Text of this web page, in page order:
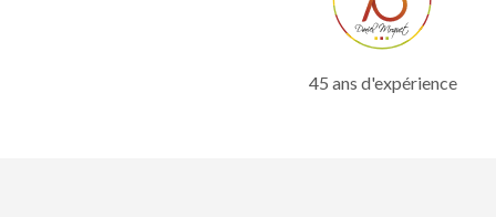
45 ans d'expérience